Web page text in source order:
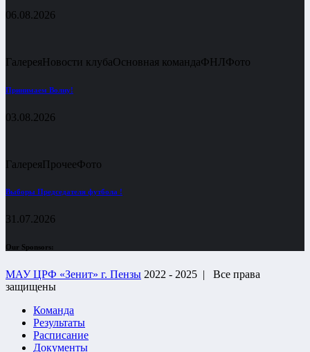
06.08.2026
ГалереяНовости клубаОсновная командаФНЛФото
Принимаем Волну!
03.08.2026
ГалереяПрочееФото
Выборы Председателя футбола !
31.07.2026
Our Sponsors:
МАУ ЦРФ «Зенит» г. Пензы 2022 - 2025 | Все права
защищены
Команда
Результаты
Расписание
Документы